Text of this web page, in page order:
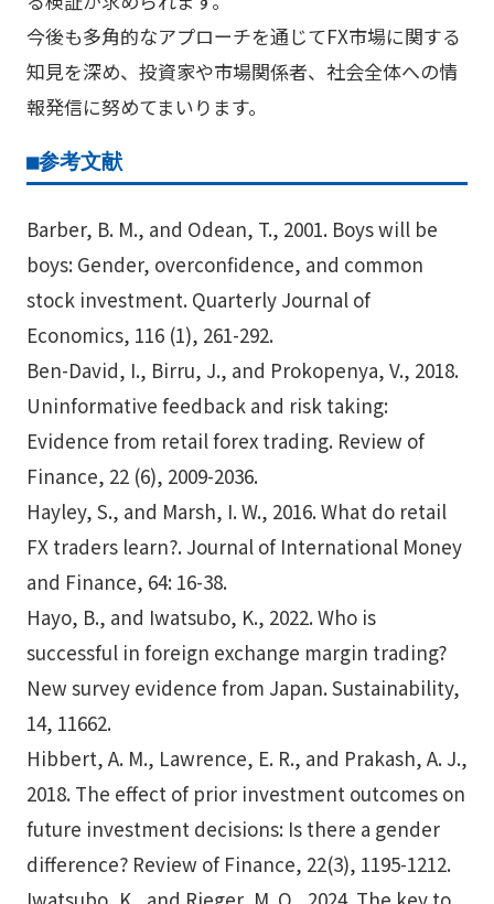
今後も多角的なアプローチを通じてFX市場に関する
知見を深め、投資家や市場関係者、社会全体への情
報発信に努めてまいります。
■参考文献
Barber, B. M., and Odean, T., 2001. Boys will be
boys: Gender, overconfidence, and common
stock investment. Quarterly Journal of
Economics, 116 (1), 261-292.
Ben-David, I., Birru, J., and Prokopenya, V., 2018.
Uninformative feedback and risk taking:
Evidence from retail forex trading. Review of
Finance, 22 (6), 2009-2036.
Hayley, S., and Marsh, I. W., 2016. What do retail
FX traders learn?. Journal of International Money
and Finance, 64: 16-38.
Hayo, B., and Iwatsubo, K., 2022. Who is
successful in foreign exchange margin trading?
New survey evidence from Japan. Sustainability,
14, 11662.
Hibbert, A. M., Lawrence, E. R., and Prakash, A. J.,
2018. The effect of prior investment outcomes on
future investment decisions: Is there a gender
difference? Review of Finance, 22(3), 1195-1212.